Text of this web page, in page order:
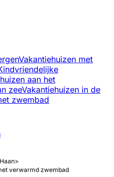
Vakantiehuizen met
aan het
zeeVakantiehuizen in de
zwembad
>
verwarmd zwembad